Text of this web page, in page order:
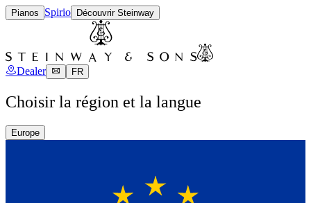
Pianos Spirio Découvrir Steinway
Dealer FR
Choisir la région et la langue
Europe